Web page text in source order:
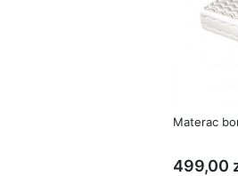
Materac
499,00